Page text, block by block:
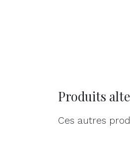
Produits
Ces autres